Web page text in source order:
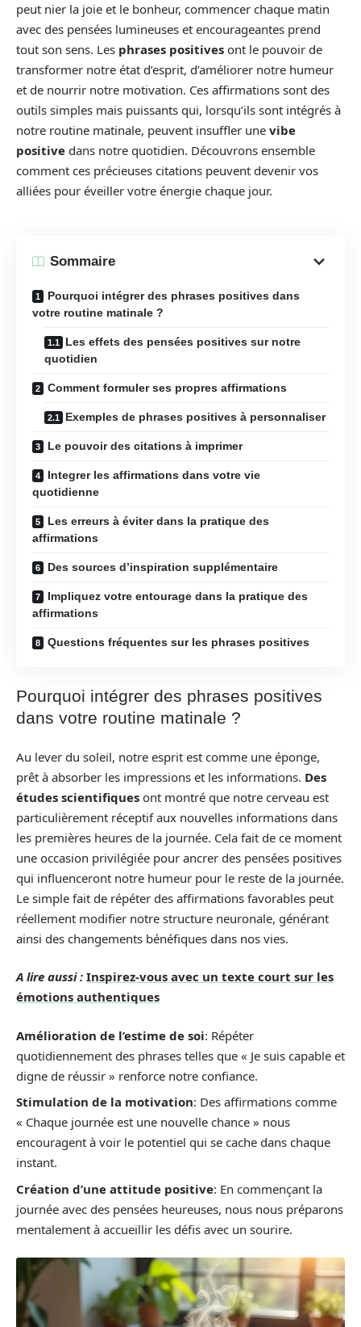
peut nier la joie et le bonheur, commencer chaque matin
avec des pensées lumineuses et encourageantes prend
tout son sens. Les phrases positives ont le pouvoir de
transformer notre état d’esprit, d’améliorer notre humeur
et de nourrir notre motivation. Ces affirmations sont des
outils simples mais puissants qui, lorsqu’ils sont intégrés à
notre routine matinale, peuvent insuffler une vibe
positive dans notre quotidien. Découvrons ensemble
comment ces précieuses citations peuvent devenir vos
alliées pour éveiller votre énergie chaque jour.
Sommaire
Pourquoi intégrer des phrases positives dans
votre routine matinale ?
Les effets des pensées positives sur notre
quotidien
Comment formuler ses propres affirmations
Exemples de phrases positives à personnaliser
Le pouvoir des citations à imprimer
Integrer les affirmations dans votre vie
quotidienne
Les erreurs à éviter dans la pratique des
affirmations
Des sources d’inspiration supplémentaire
Impliquez votre entourage dans la pratique des
affirmations
Questions fréquentes sur les phrases positives
Pourquoi intégrer des phrases positives
dans votre routine matinale ?
Au lever du soleil, notre esprit est comme une éponge,
prêt à absorber les impressions et les informations. Des
études scientifiques ont montré que notre cerveau est
particulièrement réceptif aux nouvelles informations dans
les premières heures de la journée. Cela fait de ce moment
une occasion privilégiée pour ancrer des pensées positives
qui influenceront notre humeur pour le reste de la journée.
Le simple fait de répéter des affirmations favorables peut
réellement modifier notre structure neuronale, générant
ainsi des changements bénéfiques dans nos vies.
A lire aussi : Inspirez-vous avec un texte court sur les
émotions authentiques
Amélioration de l’estime de soi: Répéter
quotidiennement des phrases telles que « Je suis capable et
digne de réussir » renforce notre confiance.
Stimulation de la motivation: Des affirmations comme
« Chaque journée est une nouvelle chance » nous
encouragent à voir le potentiel qui se cache dans chaque
instant.
Création d’une attitude positive: En commençant la
journée avec des pensées heureuses, nous nous préparons
mentalement à accueillir les défis avec un sourire.